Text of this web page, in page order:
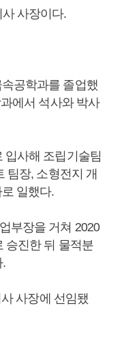
사장이다.
공학과를 졸업했
에서 석사와 박사
입사해 조립기술팀
팀장, 소형전지 개
일했다.
부장을 거쳐 2020
승진한 뒤 물적분
.
사장에 선임됐